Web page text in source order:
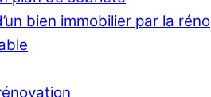
bien immobilier par la réno